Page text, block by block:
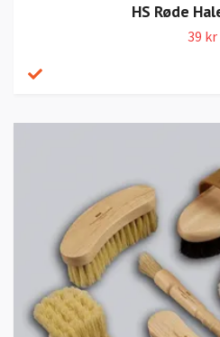
HS Røde
39 kr